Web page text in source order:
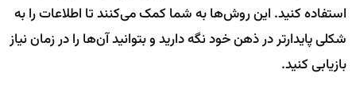
استفاده کنید. این روش‌ها به شما کمک می‌کنند تا اطلاعات را به
شکلی پایدارتر در ذهن خود نگه دارید و بتوانید آن‌ها را در زمان نیاز
بازیابی کنید.